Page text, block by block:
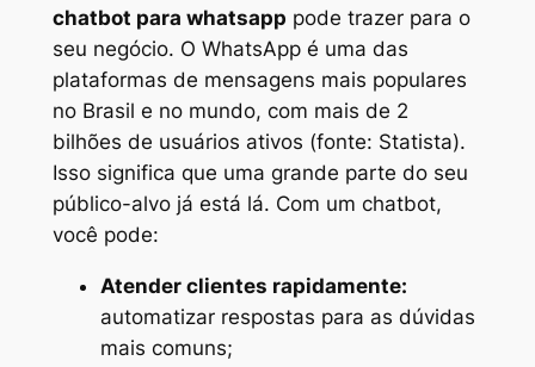
chatbot para whatsapp pode trazer para o
seu negócio. O WhatsApp é uma das
plataformas de mensagens mais populares
no Brasil e no mundo, com mais de 2
bilhões de usuários ativos (fonte: Statista).
Isso significa que uma grande parte do seu
público-alvo já está lá. Com um chatbot,
você pode:
Atender clientes rapidamente:
automatizar respostas para as dúvidas
mais comuns;